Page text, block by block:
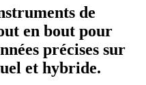
de
en bout pour
précises sur
et hybride.